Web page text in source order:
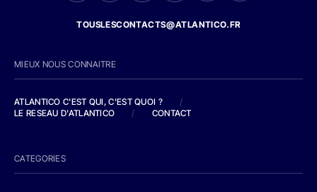
TOUSLESCONTACTS@ATLANTICO.FR
MIEUX NOUS CONNAITRE
ATLANTICO C'EST QUI, C'EST QUOI ?
/
LE RESEAU D'ATLANTICO
/ CONTACT
CATEGORIES